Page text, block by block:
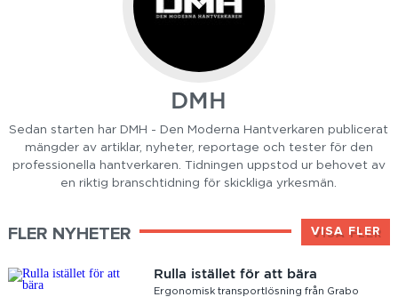
DMH
Sedan starten har DMH - Den Moderna Hantverkaren publicerat
mängder av artiklar, nyheter, reportage och tester för den
professionella hantverkaren. Tidningen uppstod ur behovet av
en riktig branschtidning för skickliga yrkesmän.
FLER NYHETER VISA FLER
Rulla istället för att bära
Ergonomisk transportlösning från Grabo